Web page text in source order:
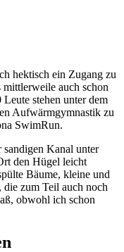
hektisch ein Zugang zu
auch schon
stehen unter dem
Aufwärmgymnastik zu
SwimRun.
sandigen Kanal unter
den Hügel leicht
Bäume, kleine und
die zum Teil auch noch
obwohl ich schon